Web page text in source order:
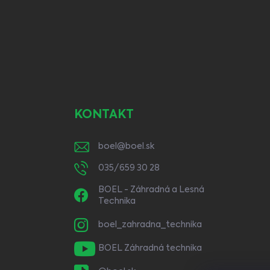
KONTAKT
boel @ boel.sk
035/659 30 28
BOEL - Záhradná a Lesná
Technika
boel_zahradna_technika
BOEL Záhradná technika